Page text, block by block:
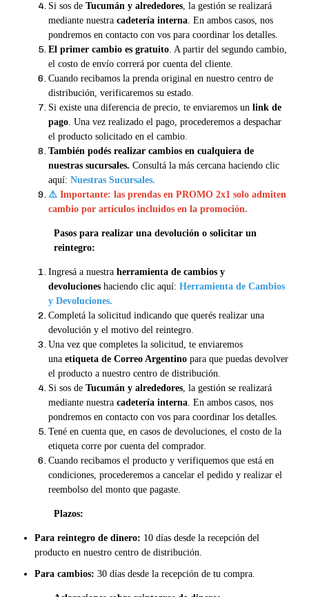
Si sos de Tucumán y alrededores, la gestión se realizará
mediante nuestra cadetería interna. En ambos casos, nos
pondremos en contacto con vos para coordinar los detalles.
El primer cambio es gratuito. A partir del segundo cambio,
el costo de envío correrá por cuenta del cliente.
Cuando recibamos la prenda original en nuestro centro de
distribución, verificaremos su estado.
Si existe una diferencia de precio, te enviaremos un link de
pago. Una vez realizado el pago, procederemos a despachar
el producto solicitado en el cambio.
También podés realizar cambios en cualquiera de
nuestras sucursales. Consultá la más cercana haciendo clic
aquí: Nuestras Sucursales.
⚠️ Importante: las prendas en PROMO 2x1 solo admiten
cambio por artículos incluidos en la promoción.
Pasos para realizar una devolución o solicitar un
reintegro:
Ingresá a nuestra herramienta de cambios y
devoluciones haciendo clic aquí: Herramienta de Cambios
y Devoluciones.
Completá la solicitud indicando que querés realizar una
devolución y el motivo del reintegro.
Una vez que completes la solicitud, te enviaremos
una etiqueta de Correo Argentino para que puedas devolver
el producto a nuestro centro de distribución.
Si sos de Tucumán y alrededores, la gestión se realizará
mediante nuestra cadetería interna. En ambos casos, nos
pondremos en contacto con vos para coordinar los detalles.
Tené en cuenta que, en casos de devoluciones, el costo de la
etiqueta corre por cuenta del comprador.
Cuando recibamos el producto y verifiquemos que está en
condiciones, procederemos a cancelar el pedido y realizar el
reembolso del monto que pagaste.
Plazos:
Para reintegro de dinero: 10 días desde la recepción del
producto en nuestro centro de distribución.
Para cambios: 30 días desde la recepción de tu compra.